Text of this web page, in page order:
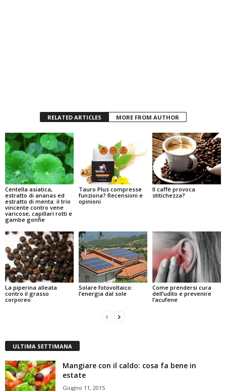
RELATED ARTICLES MORE FROM AUTHOR
Centella asiatica,
estratto di ananas ed
estratto di menta: il trio
vincente contro vene
varicose, capillari rotti e
gambe gonfie
Tauro Plus compresse
funziona? Recensioni e
opinioni
Il caffè provoca
stitichezza?
La piperina alleata
contro il grasso
corporeo
Solare fotovoltaico:
l’energia dal sole
Come prendersi cura
dell’udito e prevenire
l’acufene
ULTIMA SETTIMANA
Mangiare con il caldo: cosa fa bene in
estate
Giugno 11, 2015